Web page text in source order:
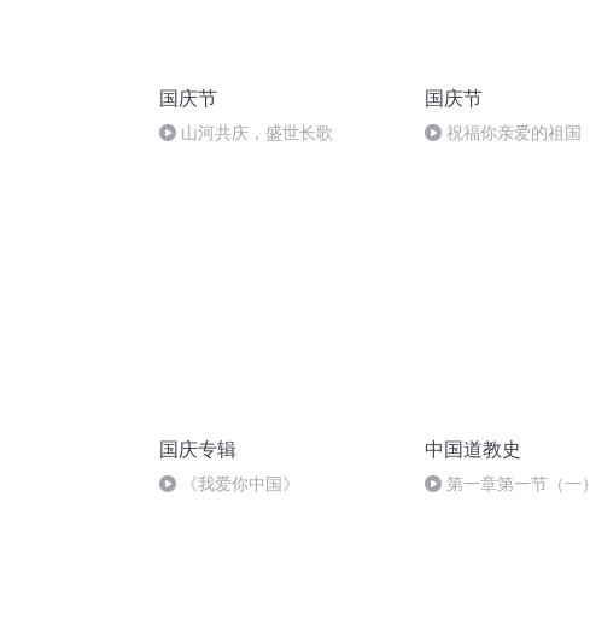
国庆节
山河共庆，盛世长歌
国庆节
祝福你亲爱的祖国
国庆专辑
《我爱你中国》
中国道教史
第一章第一节（一）